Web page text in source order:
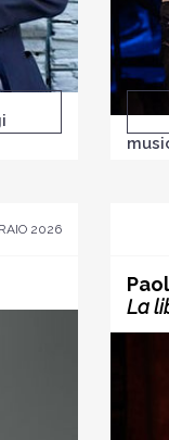
2026
La